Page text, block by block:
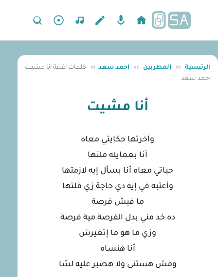
الرئيسية ›› المطربين ›› احمد سعد ››
كلمات اغنية أنا مشيت
احمد سعد
أنا مشيت
وآخرتها حكايتي معاه
أنا بعمايله ملتها
حياتي معاه أنا بسأل إيه لازمتها
وأعتبه في إيه دي حاجة زي قلتها
ما فيش فرصة
ده خد مني بدل الفرصة مية فرصة
وزي ما هو ما إتغيرش
أنا هنساه
ومش هستنى ولا هصبر عليه لسّا